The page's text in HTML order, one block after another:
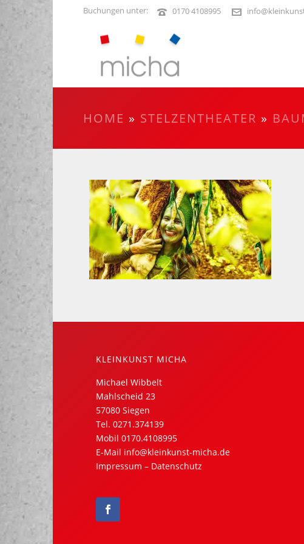
0170 4108995
Buchungen unter:
HOME » STELZENTHEATER »
KLEINKUNST MICHA
Michael Wibbelt
Mahlscheid 23
57080 Siegen
Tel.0271.374139
Mobil0170.4108995
E-Mail info@kleinkunst-micha.de
Impressum – Datenschutz